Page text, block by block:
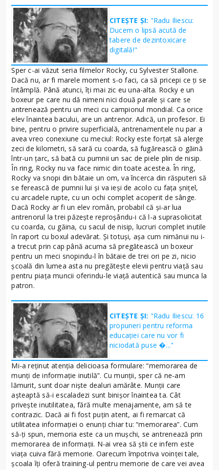
CITEȘTE ȘI: "Radu Iliescu:
Ducem o lipsă acută de
tabere de dezintoxicare
digitală!"
Sper c-ai văzut seria filmelor Rocky, cu Sylvester Stallone.
Dacă nu, ar fi marele moment s-o faci, ca să pricepi ce ţi se
întâmplă. Până atunci, îţi mai zic eu una-alta. Rocky e un
boxeur pe care nu dă nimeni nici două parale şi care se
antrenează pentru un meci cu campionul mondial. Ca orice
elev înaintea bacului, are un antrenor. Adică, un profesor. Ei
bine, pentru o privire superficială, antrenamentele nu par a
avea vreo conexiune cu meciul: Rocky este forţat să alerge
zeci de kilometri, să sară cu coarda, să fugărească o găină
într-un ţarc, să bată cu pumnii un sac de piele plin de nisip.
În ring, Rocky nu va face nimic din toate acestea. În ring,
Rocky va snopi din bătaie un om, va încerca din răsputeri să
se ferească de pumnii lui şi va ieşi de acolo cu faţa şniţel,
cu arcadele rupte, cu un ochi complet acoperit de sânge.
Dacă Rocky ar fi un elev român, probabil că şi-ar lua
antrenorul la trei păzeşte reproşându-i că l-a suprasolicitat
cu coarda, cu găina, cu sacul de nisip, lucruri complet inutile
în raport cu boxul adevărat. Şi totuşi, aşa cum nimănui nu i-
a trecut prin cap până acuma să pregătească un boxeur
pentru un meci snopindu-l în bătaie de trei ori pe zi, nicio
şcoală din lumea asta nu pregăteşte elevii pentru viaţă sau
pentru piaţa muncii oferindu-le viaţă autentică sau munca la
patron.
CITEȘTE ȘI: "Radu Iliescu: 16
propuneri pentru reforma
educaţiei care nu vor fi
niciodată puse �..."
Mi-a reţinut atenţia delicioasa formulare: “memorarea de
munţi de informaţie inutilă”. Cu munţii, sper că ne-am
lămurit, sunt doar nişte dealuri amărâte. Munţii care
aşteaptă să-i escaladezi sunt binişor înaintea ta. Cât
priveşte inutilitatea, fără multe menajamente, am să te
contrazic. Dacă ai fi fost puţin atent, ai fi remarcat că
utilitatea informaţiei o enunţi chiar tu: “memorarea”. Cum
să-ţi spun, memoria este ca un muşchi, se antrenează prin
memorarea de informaţii. N-ai vrea să ştii ce infern este
viaţa cuiva fără memorie. Oarecum împotriva voinţei tale,
şcoala îţi oferă training-ul pentru memorie de care vei avea